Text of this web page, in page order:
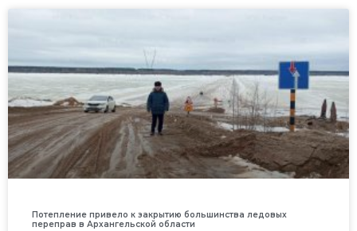
Потепление привело к закрытию большинства ледовых
переправ в Архангельской области